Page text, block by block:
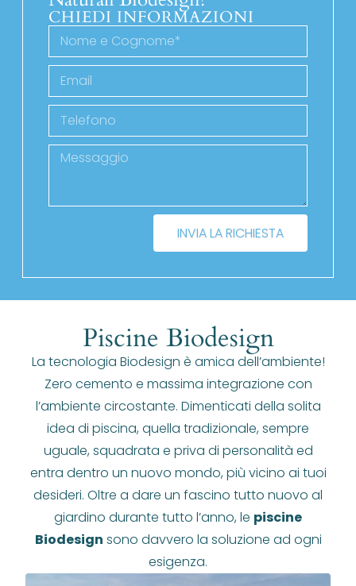
CHIEDI INFORMAZIONI
INVIA LA RICHIESTA
Piscine Biodesign
La tecnologia Biodesign è amica dell’ambiente!
Zero cemento e massima integrazione con
l’ambiente circostante. Dimenticati della solita
idea di piscina, quella tradizionale, sempre
uguale, squadrata e priva di personalità ed
entra dentro un nuovo mondo, più vicino ai tuoi
desideri. Oltre a dare un fascino tutto nuovo al
giardino durante tutto l’anno, le piscine
Biodesign sono davvero la soluzione ad ogni
esigenza.